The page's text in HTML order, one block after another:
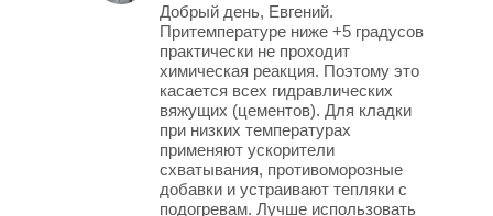
Добрый день, Евгений.
Притемпературе ниже +5 градусов
практически не проходит
химическая реакция. Поэтому это
касается всех гидравлических
вяжущих (цементов). Для кладки
при низких температурах
применяют ускорители
схватывания, противоморозные
добавки и устраивают тепляки с
подогревам. Лучше использовать